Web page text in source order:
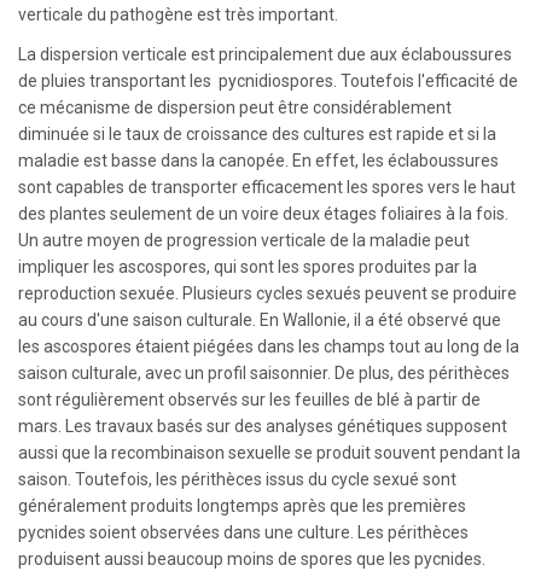
verticale du pathogène est très important.
La dispersion verticale est principalement due aux éclaboussures
de pluies transportant les pycnidiospores. Toutefois l'efficacité de
ce mécanisme de dispersion peut être considérablement
diminuée si le taux de croissance des cultures est rapide et si la
maladie est basse dans la canopée. En effet, les éclaboussures
sont capables de transporter efficacement les spores vers le haut
des plantes seulement de un voire deux étages foliaires à la fois.
Un autre moyen de progression verticale de la maladie peut
impliquer les ascospores, qui sont les spores produites par la
reproduction sexuée. Plusieurs cycles sexués peuvent se produire
au cours d'une saison culturale. En Wallonie, il a été observé que
les ascospores étaient piégées dans les champs tout au long de la
saison culturale, avec un profil saisonnier. De plus, des périthèces
sont régulièrement observés sur les feuilles de blé à partir de
mars. Les travaux basés sur des analyses génétiques supposent
aussi que la recombinaison sexuelle se produit souvent pendant la
saison. Toutefois, les périthèces issus du cycle sexué sont
généralement produits longtemps après que les premières
pycnides soient observées dans une culture. Les périthèces
produisent aussi beaucoup moins de spores que les pycnides.